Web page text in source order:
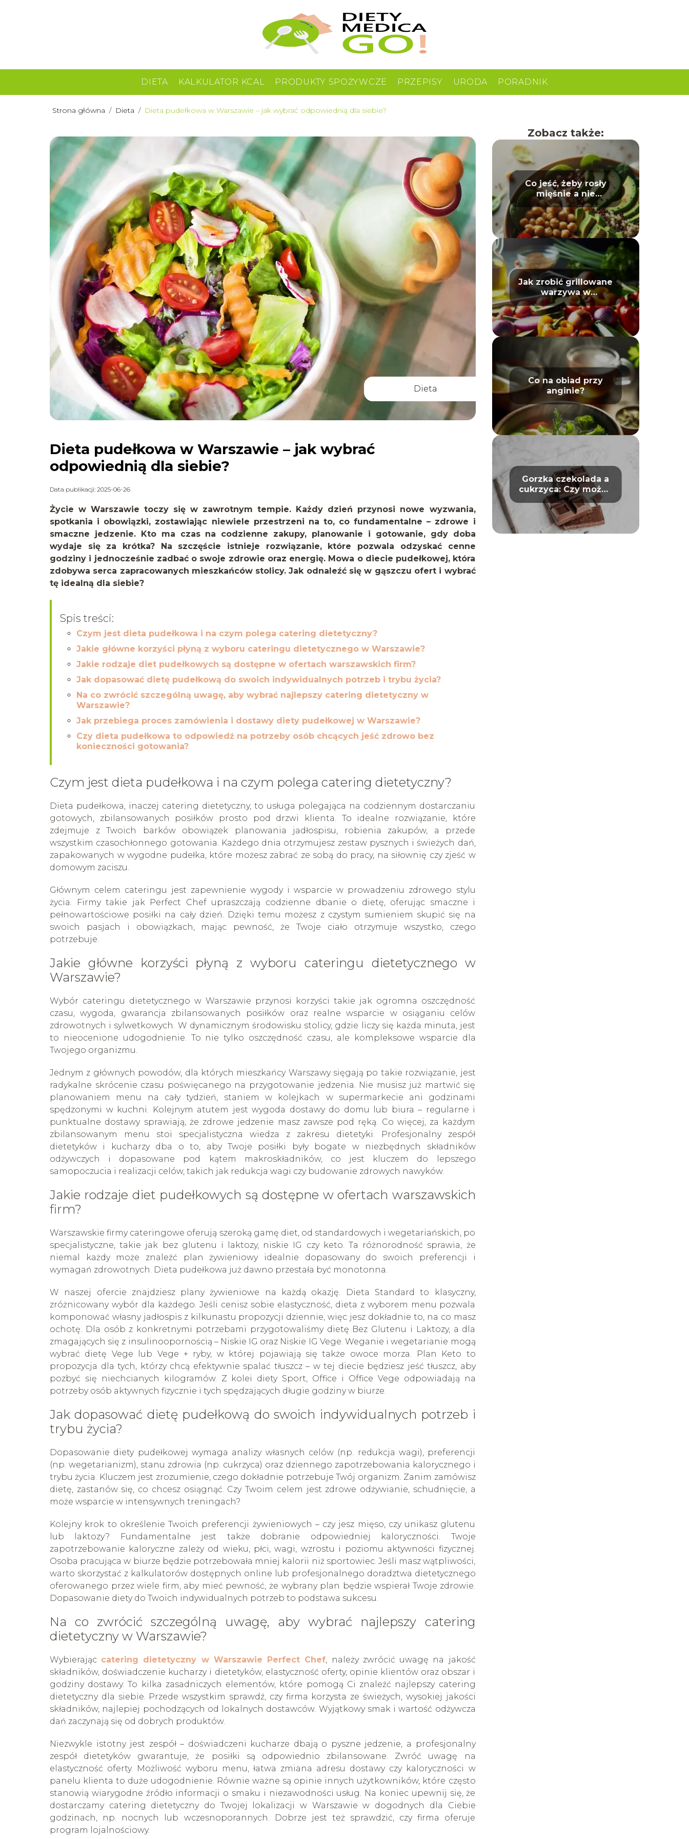
DIETA KALKULATOR KCAL PRODUKTY SPOŻYWCZE PRZEPISY URODA PORADNIK
Strona główna / Dieta / Dieta pudełkowa w Warszawie – jak wybrać odpowiednią dla siebie?
Dieta
Dieta pudełkowa w Warszawie – jak wybrać
odpowiednią dla siebie?
Data publikacji: 2025-06-26
Życie w Warszawie toczy się w zawrotnym tempie. Każdy dzień przynosi nowe wyzwania,
spotkania i obowiązki, zostawiając niewiele przestrzeni na to, co fundamentalne – zdrowe i
smaczne jedzenie. Kto ma czas na codzienne zakupy, planowanie i gotowanie, gdy doba
wydaje się za krótka? Na szczęście istnieje rozwiązanie, które pozwala odzyskać cenne
godziny i jednocześnie zadbać o swoje zdrowie oraz energię. Mowa o diecie pudełkowej, która
zdobywa serca zapracowanych mieszkańców stolicy. Jak odnaleźć się w gąszczu ofert i wybrać
tę idealną dla siebie?
Spis treści:
Czym jest dieta pudełkowa i na czym polega catering dietetyczny?
Jakie główne korzyści płyną z wyboru cateringu dietetycznego w Warszawie?
Jakie rodzaje diet pudełkowych są dostępne w ofertach warszawskich firm?
Jak dopasować dietę pudełkową do swoich indywidualnych potrzeb i trybu życia?
Na co zwrócić szczególną uwagę, aby wybrać najlepszy catering dietetyczny w
Warszawie?
Jak przebiega proces zamówienia i dostawy diety pudełkowej w Warszawie?
Czy dieta pudełkowa to odpowiedź na potrzeby osób chcących jeść zdrowo bez
konieczności gotowania?
Czym jest dieta pudełkowa i na czym polega catering dietetyczny?
Dieta pudełkowa, inaczej catering dietetyczny, to usługa polegająca na codziennym dostarczaniu
gotowych, zbilansowanych posiłków prosto pod drzwi klienta. To idealne rozwiązanie, które
zdejmuje z Twoich barków obowiązek planowania jadłospisu, robienia zakupów, a przede
wszystkim czasochłonnego gotowania. Każdego dnia otrzymujesz zestaw pysznych i świeżych dań,
zapakowanych w wygodne pudełka, które możesz zabrać ze sobą do pracy, na siłownię czy zjeść w
domowym zaciszu.
Głównym celem cateringu jest zapewnienie wygody i wsparcie w prowadzeniu zdrowego stylu
życia. Firmy takie jak Perfect Chef upraszczają codzienne dbanie o dietę, oferując smaczne i
pełnowartościowe posiłki na cały dzień. Dzięki temu możesz z czystym sumieniem skupić się na
swoich pasjach i obowiązkach, mając pewność, że Twoje ciało otrzymuje wszystko, czego
potrzebuje.
Jakie główne korzyści płyną z wyboru cateringu dietetycznego w
Warszawie?
Wybór cateringu dietetycznego w Warszawie przynosi korzyści takie jak ogromna oszczędność
czasu, wygoda, gwarancja zbilansowanych posiłków oraz realne wsparcie w osiąganiu celów
zdrowotnych i sylwetkowych. W dynamicznym środowisku stolicy, gdzie liczy się każda minuta, jest
to nieocenione udogodnienie. To nie tylko oszczędność czasu, ale kompleksowe wsparcie dla
Twojego organizmu.
Jednym z głównych powodów, dla których mieszkańcy Warszawy sięgają po takie rozwiązanie, jest
radykalne skrócenie czasu poświęcanego na przygotowanie jedzenia. Nie musisz już martwić się
planowaniem menu na cały tydzień, staniem w kolejkach w supermarkecie ani godzinami
spędzonymi w kuchni. Kolejnym atutem jest wygoda dostawy do domu lub biura – regularne i
punktualne dostawy sprawiają, że zdrowe jedzenie masz zawsze pod ręką. Co więcej, za każdym
zbilansowanym menu stoi specjalistyczna wiedza z zakresu dietetyki. Profesjonalny zespół
dietetyków i kucharzy dba o to, aby Twoje posiłki były bogate w niezbędnych składników
odżywczych i dopasowane pod kątem makroskładników, co jest kluczem do lepszego
samopoczucia i realizacji celów, takich jak redukcja wagi czy budowanie zdrowych nawyków.
Jakie rodzaje diet pudełkowych są dostępne w ofertach warszawskich
firm?
Warszawskie firmy cateringowe oferują szeroką gamę diet, od standardowych i wegetariańskich, po
specjalistyczne, takie jak bez glutenu i laktozy, niskie IG czy keto. Ta różnorodność sprawia, że
niemal każdy może znaleźć plan żywieniowy idealnie dopasowany do swoich preferencji i
wymagań zdrowotnych. Dieta pudełkowa już dawno przestała być monotonna.
W naszej ofercie znajdziesz plany żywieniowe na każdą okazję. Dieta Standard to klasyczny,
zróżnicowany wybór dla każdego. Jeśli cenisz sobie elastyczność, dieta z wyborem menu pozwala
komponować własny jadłospis z kilkunastu propozycji dziennie, więc jesz dokładnie to, na co masz
ochotę. Dla osób z konkretnymi potrzebami przygotowaliśmy dietę Bez Glutenu i Laktozy, a dla
zmagających się z insulinoopornością – Niskie IG oraz Niskie IG Vege. Weganie i wegetarianie mogą
wybrać dietę Vege lub Vege + ryby, w której pojawiają się także owoce morza. Plan Keto to
propozycja dla tych, którzy chcą efektywnie spalać tłuszcz – w tej diecie będziesz jeść tłuszcz, aby
pozbyć się niechcianych kilogramów. Z kolei diety Sport, Office i Office Vege odpowiadają na
potrzeby osób aktywnych fizycznie i tych spędzających długie godziny w biurze.
Jak dopasować dietę pudełkową do swoich indywidualnych potrzeb i
trybu życia?
Dopasowanie diety pudełkowej wymaga analizy własnych celów (np. redukcja wagi), preferencji
(np. wegetarianizm), stanu zdrowia (np. cukrzyca) oraz dziennego zapotrzebowania kalorycznego i
trybu życia. Kluczem jest zrozumienie, czego dokładnie potrzebuje Twój organizm. Zanim zamówisz
dietę, zastanów się, co chcesz osiągnąć. Czy Twoim celem jest zdrowe odżywianie, schudnięcie, a
może wsparcie w intensywnych treningach?
Kolejny krok to określenie Twoich preferencji żywieniowych – czy jesz mięso, czy unikasz glutenu
lub laktozy? Fundamentalne jest także dobranie odpowiedniej kaloryczności. Twoje
zapotrzebowanie kaloryczne zależy od wieku, płci, wagi, wzrostu i poziomu aktywności fizycznej.
Osoba pracująca w biurze będzie potrzebowała mniej kalorii niż sportowiec. Jeśli masz wątpliwości,
warto skorzystać z kalkulatorów dostępnych online lub profesjonalnego doradztwa dietetycznego
oferowanego przez wiele firm, aby mieć pewność, że wybrany plan będzie wspierał Twoje zdrowie.
Dopasowanie diety do Twoich indywidualnych potrzeb to podstawa sukcesu.
Na co zwrócić szczególną uwagę, aby wybrać najlepszy catering
dietetyczny w Warszawie?
Wybierając catering dietetyczny w Warszawie Perfect Chef, należy zwrócić uwagę na jakość
składników, doświadczenie kucharzy i dietetyków, elastyczność oferty, opinie klientów oraz obszar i
godziny dostawy. To kilka zasadniczych elementów, które pomogą Ci znaleźć najlepszy catering
dietetyczny dla siebie. Przede wszystkim sprawdź, czy firma korzysta ze świeżych, wysokiej jakości
składników, najlepiej pochodzących od lokalnych dostawców. Wyjątkowy smak i wartość odżywcza
dań zaczynają się od dobrych produktów.
Niezwykle istotny jest zespół – doświadczeni kucharze dbają o pyszne jedzenie, a profesjonalny
zespół dietetyków gwarantuje, że posiłki są odpowiednio zbilansowane. Zwróć uwagę na
elastyczność oferty. Możliwość wyboru menu, łatwa zmiana adresu dostawy czy kaloryczności w
panelu klienta to duże udogodnienie. Równie ważne są opinie innych użytkowników, które często
stanowią wiarygodne źródło informacji o smaku i niezawodności usług. Na koniec upewnij się, że
dostarczamy catering dietetyczny do Twojej lokalizacji w Warszawie w dogodnych dla Ciebie
godzinach, np. nocnych lub wczesnoporannych. Dobrze jest też sprawdzić, czy firma oferuje
program lojalnościowy.
Zobacz także:
Co jeść, żeby rosły
mięśnie a nie
tłuszcz? Dieta dla
sportowców
Jak zrobić grillowane
warzywa w
piekarniku – poradnik
Co na obiad przy
anginie?
Gorzka czekolada a
cukrzyca: Czy można
bezpiecznie ją jeść?